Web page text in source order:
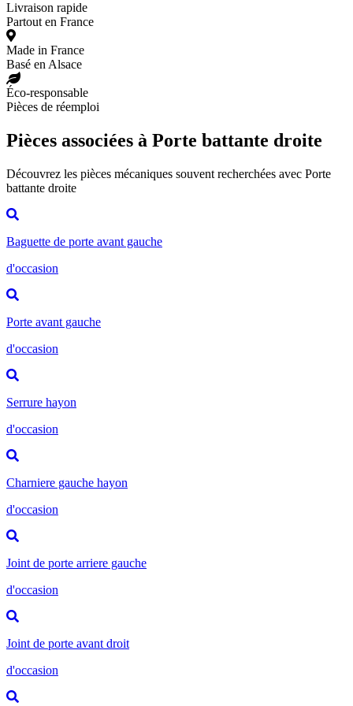
Livraison rapide
Partout en France
Made in France
Basé en Alsace
Éco-responsable
Pièces de réemploi
Pièces associées à Porte battante droite
Découvrez les pièces mécaniques souvent recherchées avec Porte
battante droite
Baguette de porte avant gauche
d'occasion
Porte avant gauche
d'occasion
Serrure hayon
d'occasion
Charniere gauche hayon
d'occasion
Joint de porte arriere gauche
d'occasion
Joint de porte avant droit
d'occasion